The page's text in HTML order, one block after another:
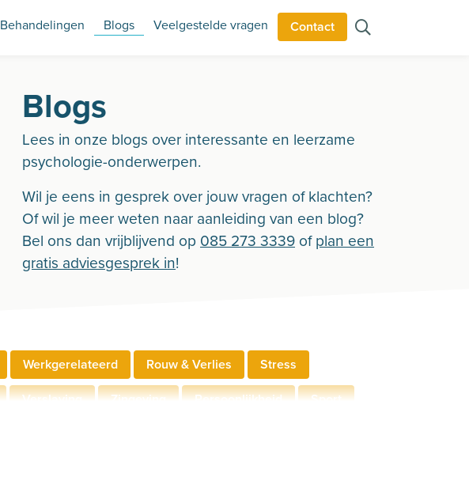
Behandelingen Blogs Veelgestelde vragen Contact
Blogs
Lees in onze blogs over interessante en leerzame
psychologie-onderwerpen.
Wil je eens in gesprek over jouw vragen of klachten?
Of wil je meer weten naar aanleiding van een blog?
Bel ons dan vrijblijvend op 085 273 3339 ofplan een
gratis adviesgesprek in!
Werkgerelateerd Rouw & Verlies
Stress
Verslaving Zingeving Persoonlijkheid
Sport